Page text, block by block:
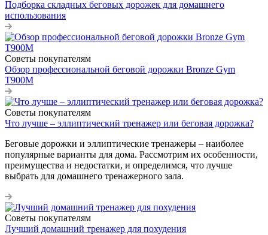
Подборка складных беговых дорожек для домашнего
использования
Советы покупателям
Обзор профессиональной беговой дорожки Bronze Gym
T900M
Советы покупателям
Что лучше – эллиптический тренажер или беговая дорожка?
Беговые дорожки и эллиптические тренажеры – наиболее
популярные варианты для дома. Рассмотрим их особенности,
преимущества и недостатки, и определимся, что лучше
выбрать для домашнего тренажерного зала.
Советы покупателям
Лучший домашний тренажер для похудения